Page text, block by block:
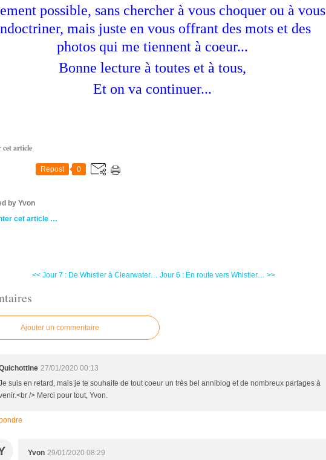
possible, sans chercher à vous choquer ou à vous
mais juste en vous offrant des mots et des
photos qui me tiennent à coeur...
Bonne lecture à toutes et à tous,
Et on va continuer...
cet article
Repost 0
by Yvon
cet article …
<< Jour 7 : De Whistler à Clearwater… Jour 6 : En route vers Whistler… >>
Ajouter un commentaire
27/01/2020 00:13
suis en retard, mais je te souhaite de tout coeur un très bel anniblog et de nombreux partages à
/> Merci pour tout, Yvon.
Yvon 29/01/2020 08:29